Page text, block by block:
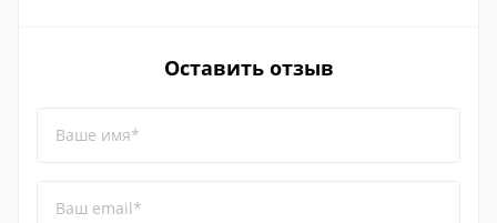
Оставить отзыв
Ваше имя*
Ваш email*